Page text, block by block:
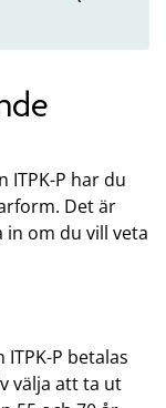
P har du
Det är
in om du vill veta
P betalas
välja att ta ut